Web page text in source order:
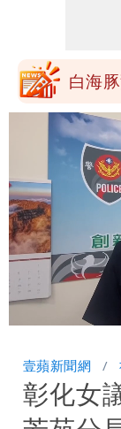
砸重
白海
布 陸
「楊
「終
白海
變強
Unmute
壹蘋新聞網
彰化女